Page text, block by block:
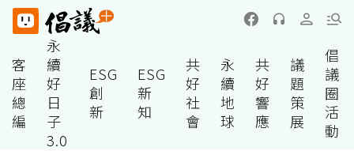
客
座
總
編
永
續
好
日
子
3.0
ESG
創
新
ESG
新
知
共
好
社
會
永
續
地
球
共
好
響
應
議
題
策
展
倡
議
圈
活
動